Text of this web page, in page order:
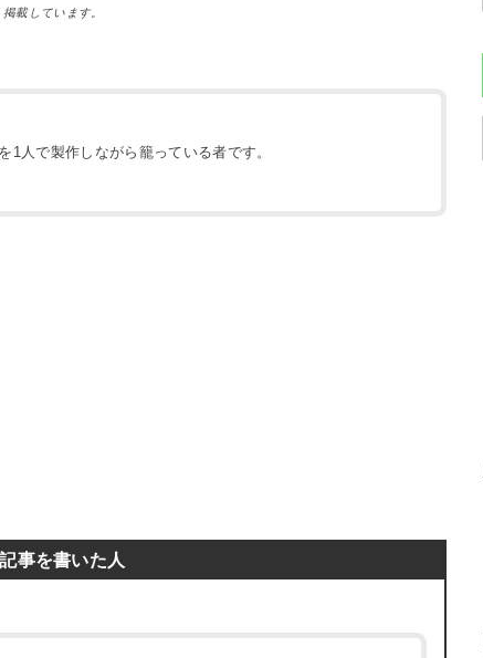
載しています。
1人で製作しながら籠っている者です。
事を書いた人